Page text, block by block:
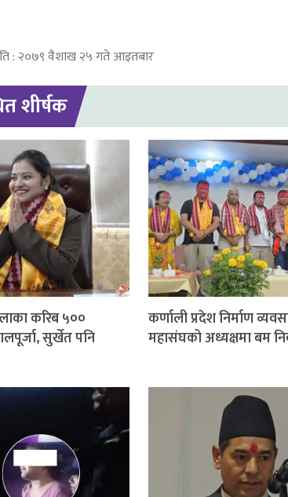
: २०७९ वैशाख २५ गते आइतबार
शीर्षक
करिब ५००
सुर्खेत पनि
कर्णाली प्रदेश निर्माण
महासंघको अध्यक्षमा बम